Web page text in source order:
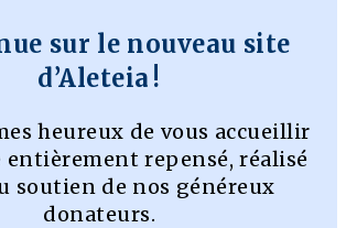
sur le nouveau site
d’Aleteia !
heureux de vous accueillir
repensé, réalisé
soutien de nos généreux
donateurs.